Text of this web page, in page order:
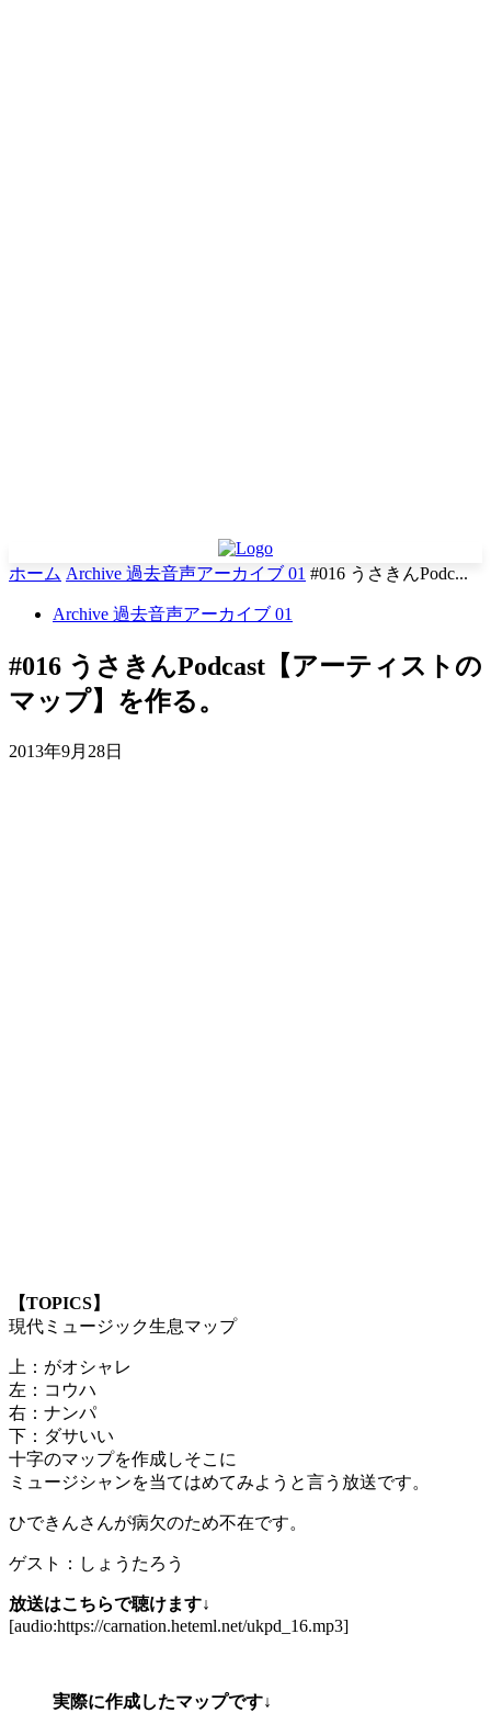
ホーム Archive 過去音声アーカイブ 01 #016 うさきんPodc...
Archive 過去音声アーカイブ 01
#016 うさきんPodcast【アーティストの
マップ】を作る。
2013年9月28日
【TOPICS】
現代ミュージック生息マップ
上：がオシャレ
左：コウハ
右：ナンパ
下：ダサいい
十字のマップを作成しそこに
ミュージシャンを当てはめてみようと言う放送です。
ひできんさんが病欠のため不在です。
ゲスト：しょうたろう
放送はこちらで聴けます↓
[audio:https://carnation.heteml.net/ukpd_16.mp3]
実際に作成したマップです↓